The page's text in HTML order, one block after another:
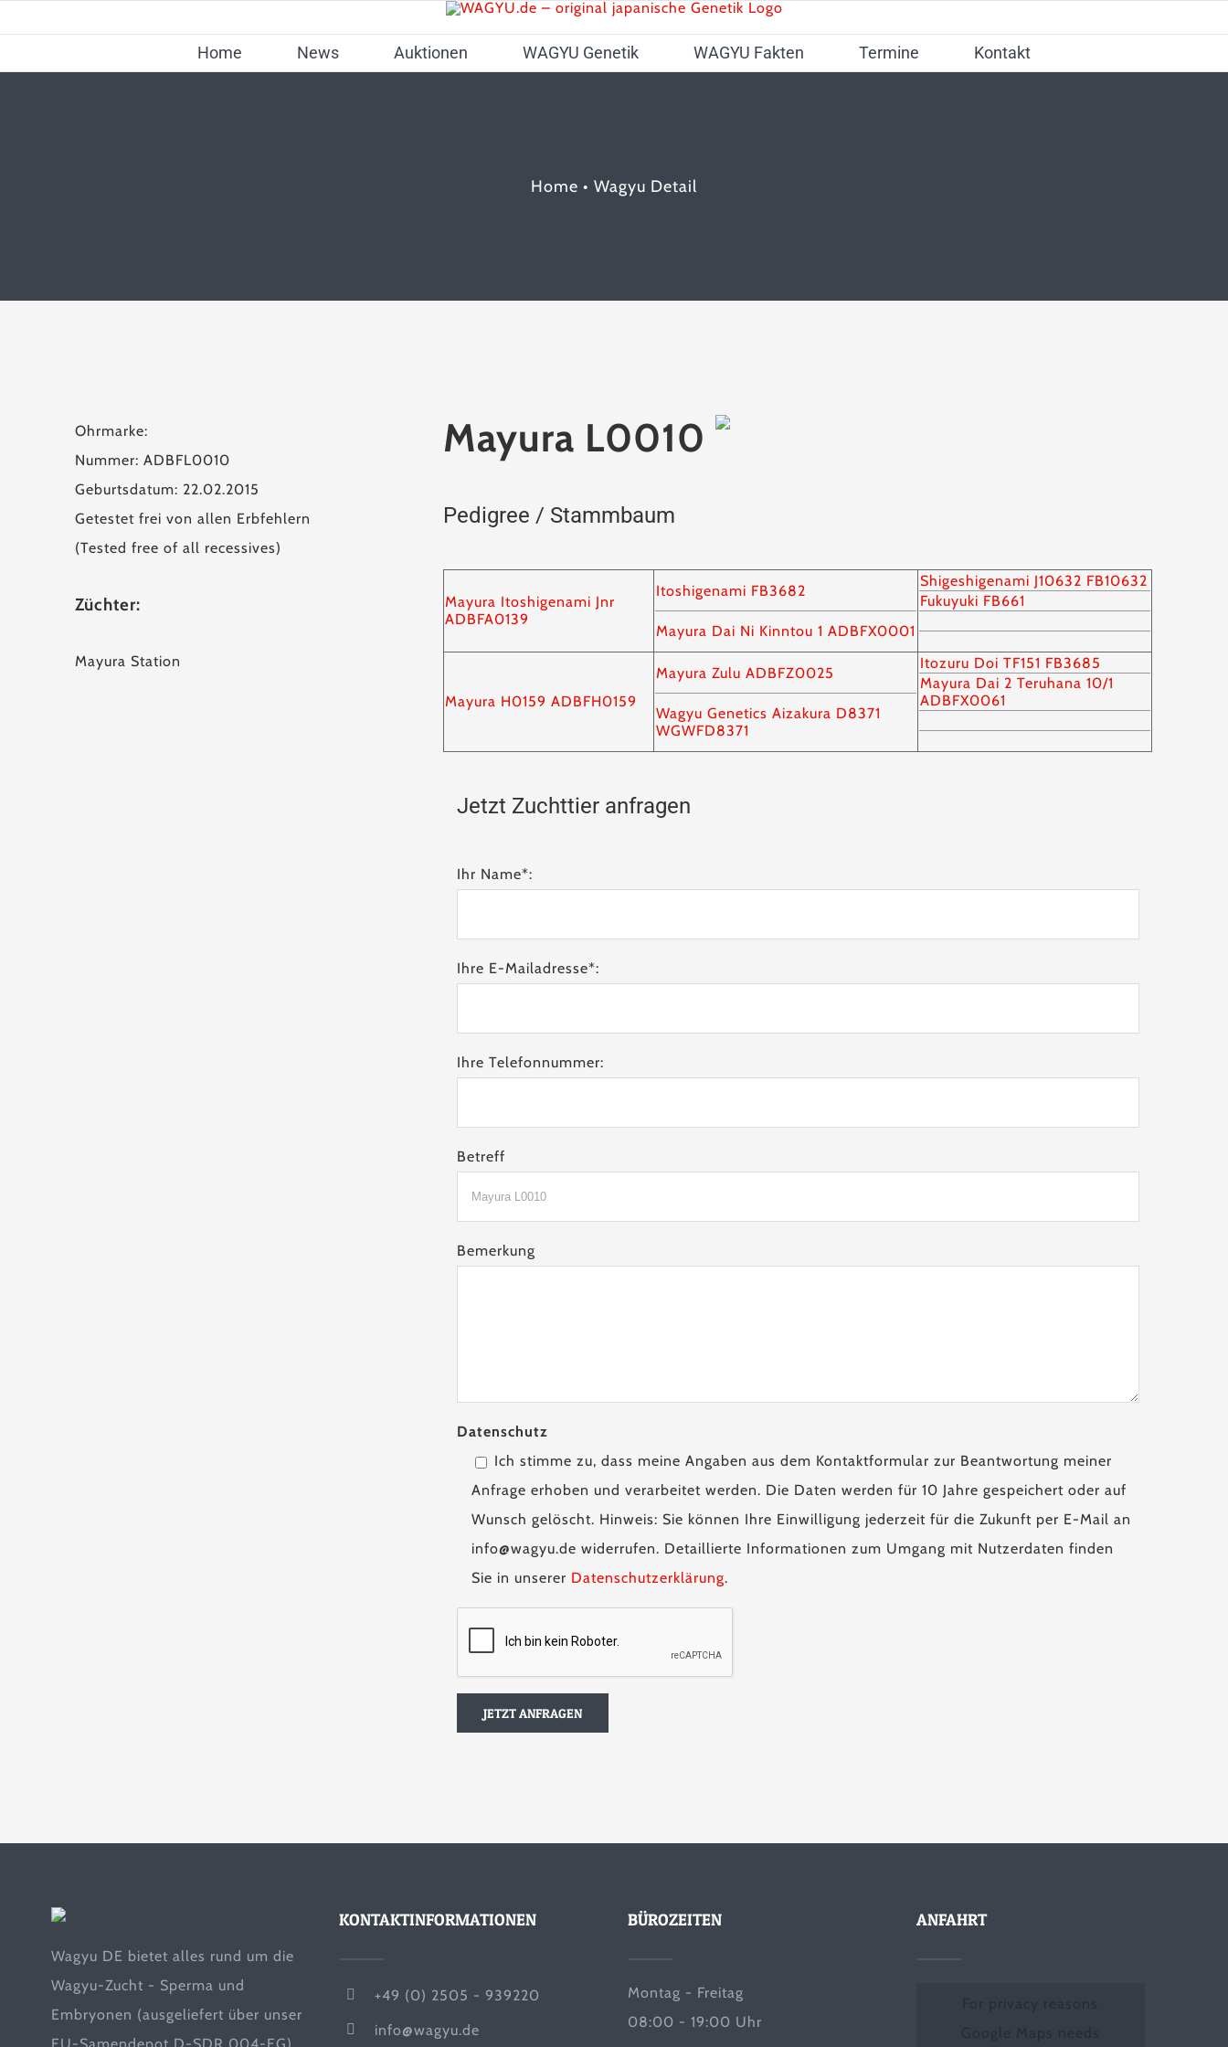
content
Home News Auktionen WAGYU Genetik WAGYU Fakten Termine Kontakt
Home • Wagyu Detail
Ohrmarke:
Nummer: ADBFL0010
Geburtsdatum: 22.02.2015
Getestet frei von allen Erbfehlern
(Tested free of all recessives)
Züchter:
Mayura Station
Mayura L0010
Pedigree / Stammbaum
Mayura Itoshigenami Jnr
ADBFA0139
Itoshigenami FB3682
Mayura Dai Ni Kinntou 1 ADBFX0001
Shigeshigenami J10632 FB10632
Fukuyuki FB661
Mayura H0159 ADBFH0159
Mayura Zulu ADBFZ0025
Wagyu Genetics Aizakura D8371
WGWFD8371
Itozuru Doi TF151 FB3685
Mayura Dai 2 Teruhana 10/1
ADBFX0061
Jetzt Zuchttier anfragen
Ihr Name*:
Ihre E-Mailadresse*:
Ihre Telefonnummer:
Betreff
Bemerkung
Datenschutz
Ich stimme zu, dass meine Angaben aus dem Kontaktformular zur Beantwortung meiner
Anfrage erhoben und verarbeitet werden. Die Daten werden für 10 Jahre gespeichert oder auf
Wunsch gelöscht. Hinweis: Sie können Ihre Einwilligung jederzeit für die Zukunft per E-Mail an
info@wagyu.de widerrufen. Detaillierte Informationen zum Umgang mit Nutzerdaten finden
Sie in unserer Datenschutzerklärung.
Wagyu DE bietet alles rund um die
Wagyu-Zucht - Sperma und
Embryonen (ausgeliefert über unser
KONTAKTINFORMATIONEN
+49 (0) 2505 - 939220
info@wagyu.de
BÜROZEITEN
Montag - Freitag
08:00 - 19:00 Uhr
ANFAHRT